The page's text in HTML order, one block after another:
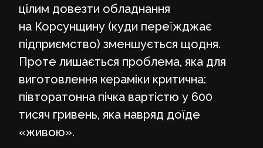
цілим довезти обладнання
на Корсунщину (куди переїжджає
підприємство) зменшується щодня.
Проте лишається проблема, яка для
виготовлення кераміки критична:
півторатонна пічка вартістю у 600
тисяч гривень, яка навряд доїде
«живою».